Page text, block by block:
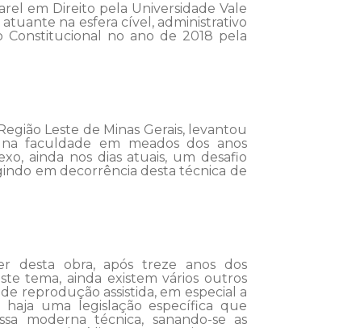
em Direito pela Universidade Vale
atuante na esfera cível, administrativo
no ano de 2018 pela
Leste de Minas Gerais, levantou
faculdade em meados dos anos
ainda nos dias atuais, um desafio
em decorrência desta técnica de
desta obra, após treze anos dos
tema, ainda existem vários outros
reprodução assistida, em especial a
uma legislação específica que
moderna técnica, sanando-se as